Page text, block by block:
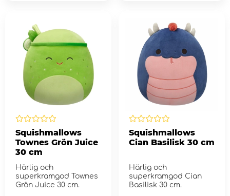
Squishmallows
Townes Grön Juice
30 cm
Härlig och
superkramgod Townes
Grön Juice 30 cm.
Squishmallows
Cian Basilisk 30 cm
Härlig och
superkramgod Cian
Basilisk 30 cm.